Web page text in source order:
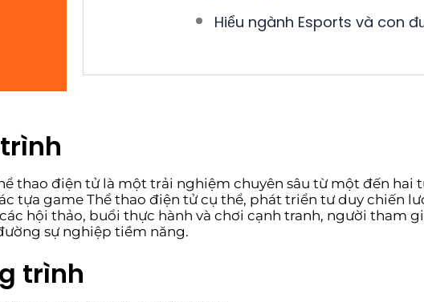
Hiểu ngành Esports và con
thao điện tử là một trải nghiệm chuyên sâu từ một đến hai
tựa game Thể thao điện tử cụ thể, phát triển tư duy chiến
hội thảo, buổi thực hành và chơi cạnh tranh, người tham
sự nghiệp tiềm năng.
trình